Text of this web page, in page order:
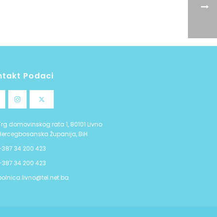
Podaci
domovinskog rata 1, 80101 Livno
Županija, BiH
34 200 423
34 200 423